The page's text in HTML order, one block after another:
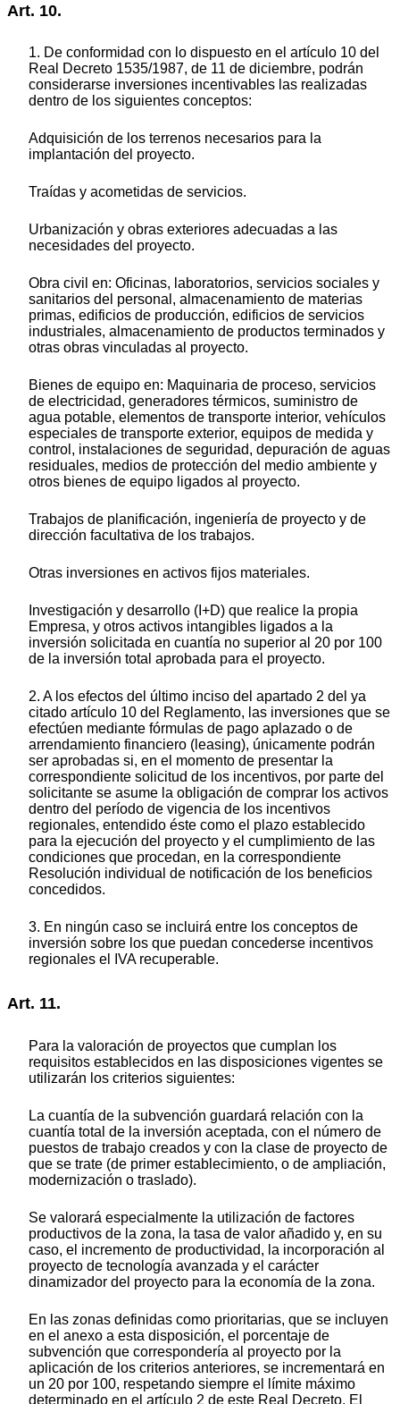
Art. 10.
1. De conformidad con lo dispuesto en el artículo 10 del
Real Decreto 1535/1987, de 11 de diciembre, podrán
considerarse inversiones incentivables las realizadas
dentro de los siguientes conceptos:
Adquisición de los terrenos necesarios para la
implantación del proyecto.
Traídas y acometidas de servicios.
Urbanización y obras exteriores adecuadas a las
necesidades del proyecto.
Obra civil en: Oficinas, laboratorios, servicios sociales y
sanitarios del personal, almacenamiento de materias
primas, edificios de producción, edificios de servicios
industriales, almacenamiento de productos terminados y
otras obras vinculadas al proyecto.
Bienes de equipo en: Maquinaria de proceso, servicios
de electricidad, generadores térmicos, suministro de
agua potable, elementos de transporte interior, vehículos
especiales de transporte exterior, equipos de medida y
control, instalaciones de seguridad, depuración de aguas
residuales, medios de protección del medio ambiente y
otros bienes de equipo ligados al proyecto.
Trabajos de planificación, ingeniería de proyecto y de
dirección facultativa de los trabajos.
Otras inversiones en activos fijos materiales.
Investigación y desarrollo (I+D) que realice la propia
Empresa, y otros activos intangibles ligados a la
inversión solicitada en cuantía no superior al 20 por 100
de la inversión total aprobada para el proyecto.
2. A los efectos del último inciso del apartado 2 del ya
citado artículo 10 del Reglamento, las inversiones que se
efectúen mediante fórmulas de pago aplazado o de
arrendamiento financiero (leasing), únicamente podrán
ser aprobadas si, en el momento de presentar la
correspondiente solicitud de los incentivos, por parte del
solicitante se asume la obligación de comprar los activos
dentro del período de vigencia de los incentivos
regionales, entendido éste como el plazo establecido
para la ejecución del proyecto y el cumplimiento de las
condiciones que procedan, en la correspondiente
Resolución individual de notificación de los beneficios
concedidos.
3. En ningún caso se incluirá entre los conceptos de
inversión sobre los que puedan concederse incentivos
regionales el IVA recuperable.
Art. 11.
Para la valoración de proyectos que cumplan los
requisitos establecidos en las disposiciones vigentes se
utilizarán los criterios siguientes:
La cuantía de la subvención guardará relación con la
cuantía total de la inversión aceptada, con el número de
puestos de trabajo creados y con la clase de proyecto de
que se trate (de primer establecimiento, o de ampliación,
modernización o traslado).
Se valorará especialmente la utilización de factores
productivos de la zona, la tasa de valor añadido y, en su
caso, el incremento de productividad, la incorporación al
proyecto de tecnología avanzada y el carácter
dinamizador del proyecto para la economía de la zona.
En las zonas definidas como prioritarias, que se incluyen
en el anexo a esta disposición, el porcentaje de
subvención que correspondería al proyecto por la
aplicación de los criterios anteriores, se incrementará en
un 20 por 100, respetando siempre el límite máximo
determinado en el artículo 2 de este Real Decreto. El